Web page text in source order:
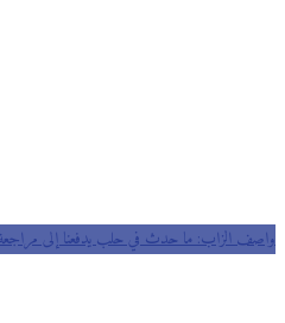
واصف الزاب: ما حدث في حلب يدفعنا إلى مراجعة